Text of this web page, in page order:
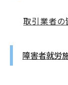
取引業者の
障害者就労